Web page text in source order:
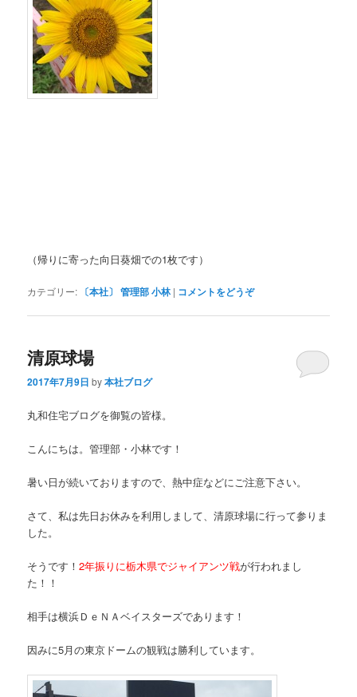
（帰りに寄った向日葵畑での1枚です）
カテゴリー: 〔本社〕 管理部 小林 | コメントをどうぞ
清原球場
2017年7月9日 by本社ブログ
丸和住宅ブログを御覧の皆様。
こんにちは。管理部・小林です！
暑い日が続いておりますので、熱中症などにご注意下さい。
さて、私は先日お休みを利用しまして、清原球場に行って参りま
した。
そうです！2年振りに栃木県でジャイアンツ戦が行われまし
た！！
相手は横浜ＤｅＮＡベイスターズであります！
因みに5月の東京ドームの観戦は勝利しています。